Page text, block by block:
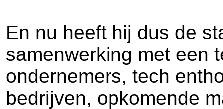
En nu heeft hij dus de
samenwerking met een
ondernemers, tech
bedrijven, opkomende